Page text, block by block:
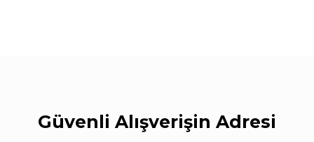
Güvenli Alışverişin Adresi